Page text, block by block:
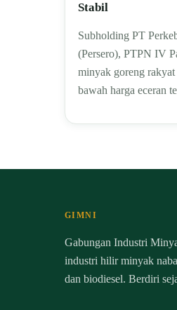
Stabil
Subholding PT
(Persero), PTPN IV
minyak goreng
bawah harga eceran
GIMNI
Gabungan Industri
industri hilir minyak
dan biodiesel. Berdiri